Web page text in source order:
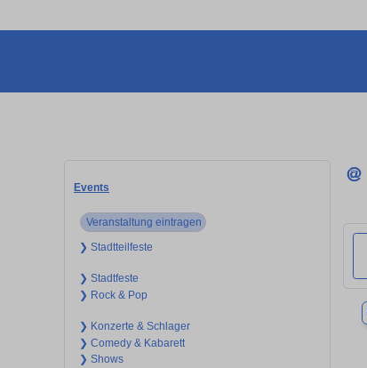
Events
Veranstaltung eintragen
❯ Stadtteilfeste
❯ Stadtfeste
❯ Rock & Pop
❯ Konzerte & Schlager
❯ Comedy & Kabarett
❯ Shows